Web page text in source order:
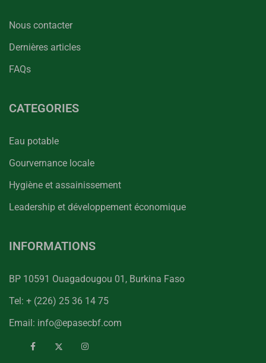
Nous contacter
Dernières articles
FAQs
CATEGORIES
Eau potable
Gourvernance locale
Hygiène et assainissement
Leadership et développement économique
INFORMATIONS
BP 10591 Ouagadougou 01, Burkina Faso
Tel: + (226) 25 36 14 75
Email: info@epasecbf.com